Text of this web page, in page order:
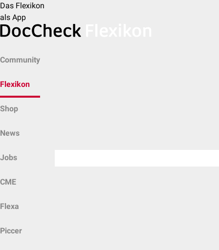
Das Flexikon
als App
Community
Flexikon
Shop
News
Jobs
CME
Flexa
Piccer